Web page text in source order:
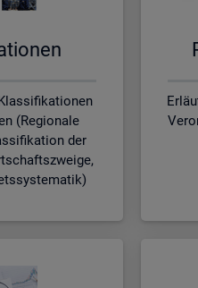
(Regionale
der